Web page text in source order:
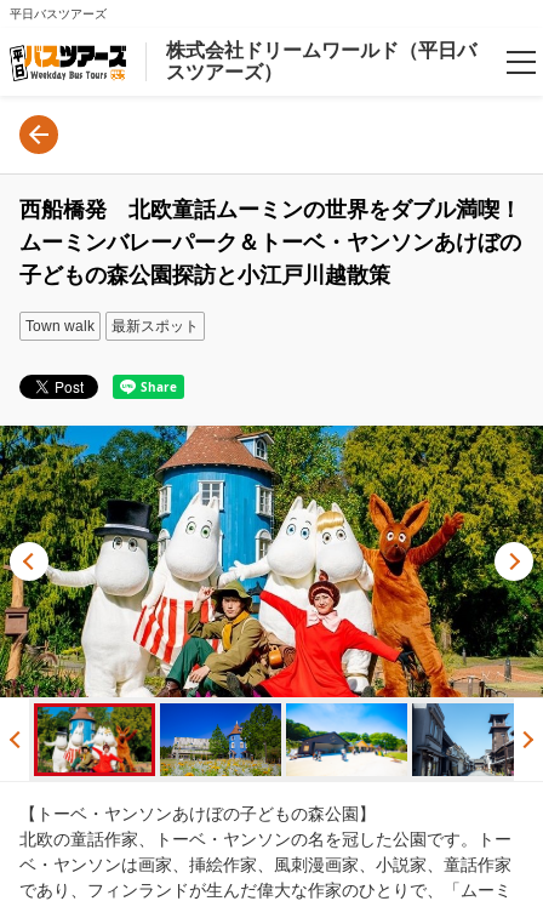
平日バスツアーズ
株式会社ドリームワールド（平日バ
スツアーズ）
Language
English
西船橋発 北欧童話ムーミンの世界をダブル満喫！
ムーミンバレーパーク＆トーベ・ヤンソンあけぼの
子どもの森公園探訪と小江戸川越散策
Town walk 最新スポット
【トーベ・ヤンソンあけぼの子どもの森公園】
北欧の童話作家、トーベ・ヤンソンの名を冠した公園です。トー
ベ・ヤンソンは画家、挿絵作家、風刺漫画家、小説家、童話作家
であり、フィンランドが生んだ偉大な作家のひとりで、「ムーミ